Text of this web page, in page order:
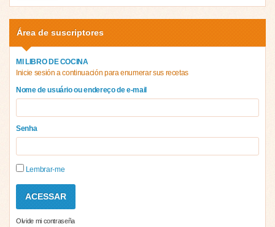
Área de suscriptores
MI LIBRO DE COCINA
Inicie sesión a continuación para enumerar sus recetas
Nome de usuário ou endereço de e-mail
Senha
Lembrar-me
Olvide mi contraseña